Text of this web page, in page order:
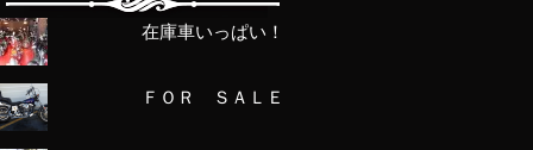
在庫車いっぱい！
ＦＯＲ ＳＡＬＥ